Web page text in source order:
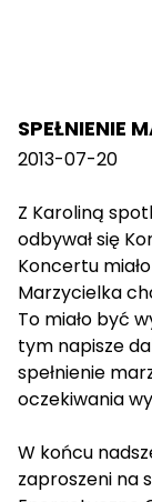
SPEŁNIENIE
2013-07-20
Z Karoliną
odbywał się
Koncertu
Marzycielka
To miało być
tym napisze
spełnienie
oczekiwania
W końcu
zaproszeni na